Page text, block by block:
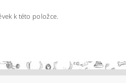
k této položce.